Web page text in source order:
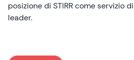
posizione di STIRR come servizio
leader.